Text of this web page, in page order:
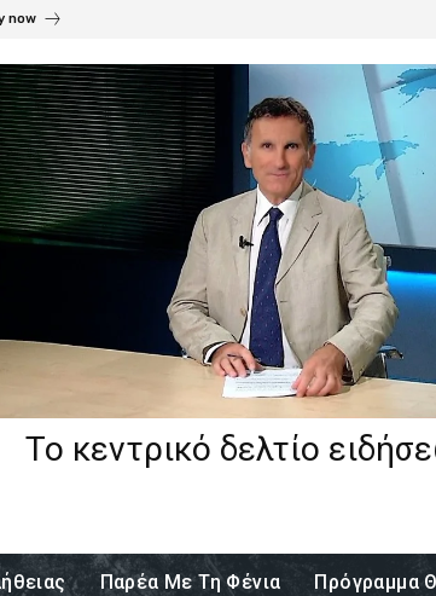
now
Το κεντρικό δελτίο
Παρέα Με Τη Φένια Πρόγραμμα